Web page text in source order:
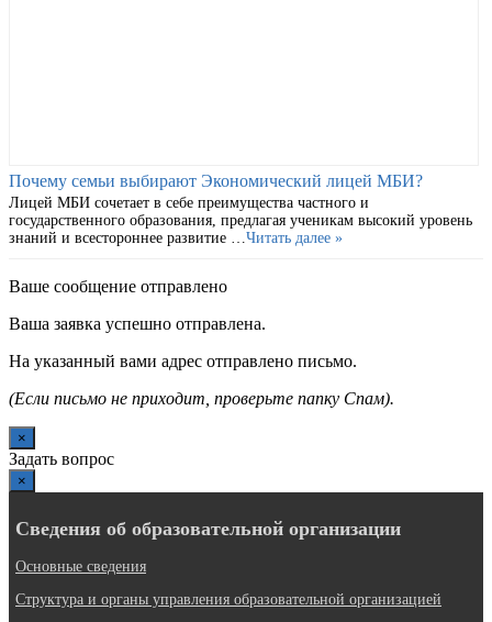
Почему семьи выбирают Экономический лицей МБИ?
Лицей МБИ сочетает в себе преимущества частного и
государственного образования, предлагая ученикам высокий уровень
знаний и всестороннее развитие … Читать далее »
Ваше сообщение отправлено
Ваша заявка успешно отправлена.
На указанный вами адрес отправлено письмо.
(Если письмо не приходит, проверьте папку Спам).
×
Задать вопрос
×
Сведения об образовательной организации
Основные сведения
Структура и органы управления образовательной организацией